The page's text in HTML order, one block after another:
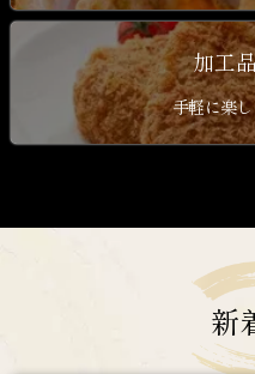
加工
手軽に楽
新